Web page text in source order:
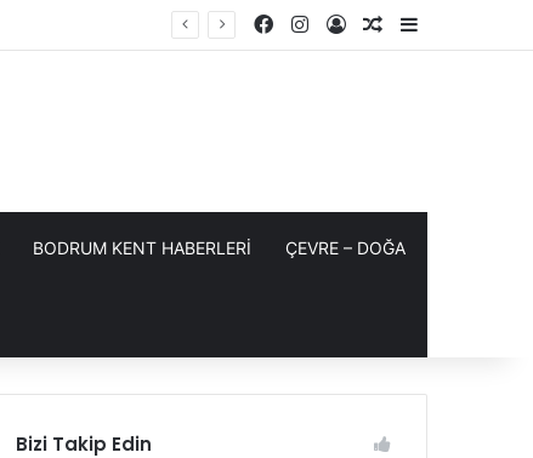
Facebook
InstagramKayıt OlRastgele Makale
BODRUM KENT HABERLERİ ÇEVRE – DOĞA
Bizi Takip Edin